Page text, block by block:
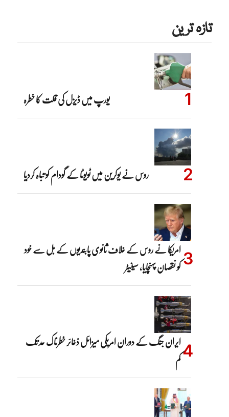
تازہ ترین
یورپ میں ڈیزل کی قلت کا خطرہ
روس نے یوکرین میں ٹویوٹا کے گودام کو تباہ کردیا
امریکا نے روس کے خلاف ثانوی پابندیوں کے بل سے خود
کو نقصان پہنچایا، سینیٹر
ایران جنگ کے دوران امریکی میزائل ذخائر خطرناک حد تک
کم